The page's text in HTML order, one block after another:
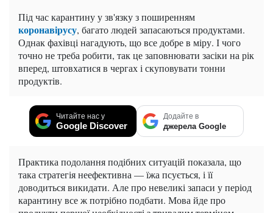
Під час карантину у зв'язку з поширенням
коронавірусу, багато людей запасаються продуктами.
Однак фахівці нагадують, що все добре в міру. І чого
точно не треба робити, так це заповнювати засіки на рік
вперед, штовхатися в чергах і скуповувати тонни
продуктів.
Читайте нас у
Google Discover
Додайте в
джерела Google
Практика подолання подібних ситуацій показала, що
така стратегія неефективна — їжа псується, і її
доводиться викидати. Але про невеликі запаси у період
карантину все ж потрібно подбати. Мова йде про